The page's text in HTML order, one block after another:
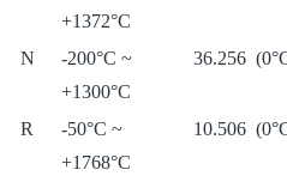
+1372°C
N
-200°C ~
+1300°C
36.256
R
-50°C ~
+1768°C
10.506